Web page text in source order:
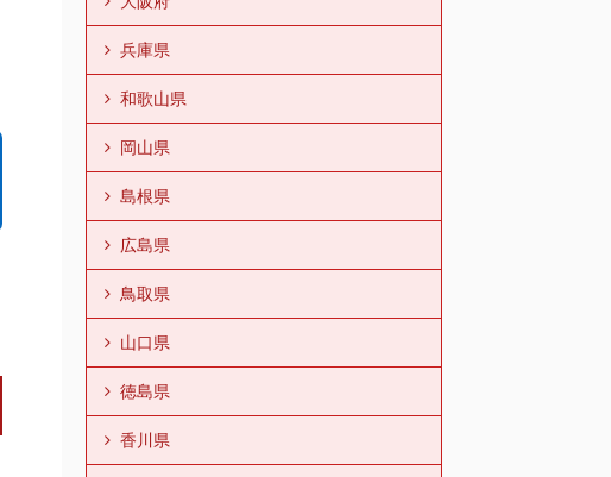
兵庫県
和歌山県
岡山県
島根県
広島県
鳥取県
山口県
徳島県
香川県